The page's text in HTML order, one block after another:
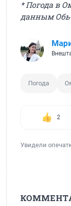
* Погода в
данным
Погода
2
Увидели